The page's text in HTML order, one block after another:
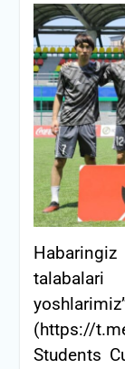
talabalari
(https://
Students